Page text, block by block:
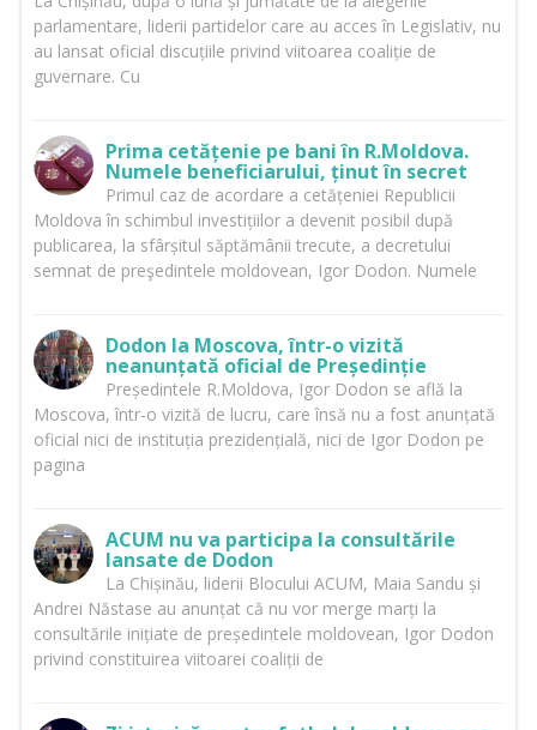
parlamentare, liderii partidelor care au acces în Legislativ, nu
au lansat oficial discuțiile privind viitoarea coaliție de
guvernare. Cu
Prima cetățenie pe bani în R.Moldova.
Numele beneficiarului, ținut în secret
Primul caz de acordare a cetățeniei Republicii
Moldova în schimbul investițiilor a devenit posibil după
publicarea, la sfârșitul săptămânii trecute, a decretului
semnat de preşedintele moldovean, Igor Dodon. Numele
Dodon la Moscova, într-o vizită
neanunțată oficial de Președinție
Președintele R.Moldova, Igor Dodon se află la
Moscova, într-o vizită de lucru, care însă nu a fost anunțată
oficial nici de instituția prezidențială, nici de Igor Dodon pe
pagina
ACUM nu va participa la consultările
lansate de Dodon
La Chișinău, liderii Blocului ACUM, Maia Sandu și
Andrei Năstase au anunțat că nu vor merge marți la
consultările inițiate de președintele moldovean, Igor Dodon
privind constituirea viitoarei coaliții de